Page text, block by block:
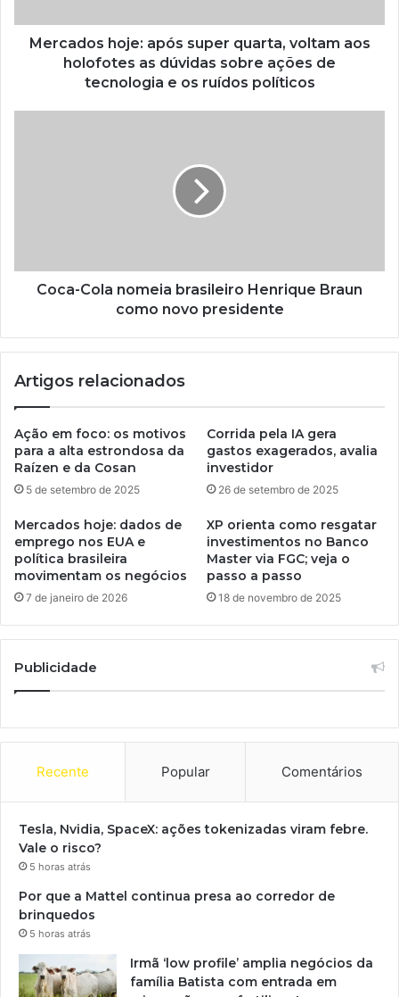
Mercados hoje: após super quarta, voltam aos
holofotes as dúvidas sobre ações de
tecnologia e os ruídos políticos
Coca-Cola nomeia brasileiro Henrique Braun
como novo presidente
Artigos relacionados
Ação em foco: os motivos
para a alta estrondosa da
Raízen e da Cosan
5 de setembro de 2025
Corrida pela IA gera
gastos exagerados, avalia
investidor
26 de setembro de 2025
Mercados hoje: dados de
emprego nos EUA e
política brasileira
movimentam os negócios
7 de janeiro de 2026
XP orienta como resgatar
investimentos no Banco
Master via FGC; veja o
passo a passo
18 de novembro de 2025
Publicidade
Recente Popular Comentários
Tesla, Nvidia, SpaceX: ações tokenizadas viram febre.
Vale o risco?
5 horas atrás
Por que a Mattel continua presa ao corredor de
brinquedos
5 horas atrás
Irmã ‘low profile’ amplia negócios da
família Batista com entrada em